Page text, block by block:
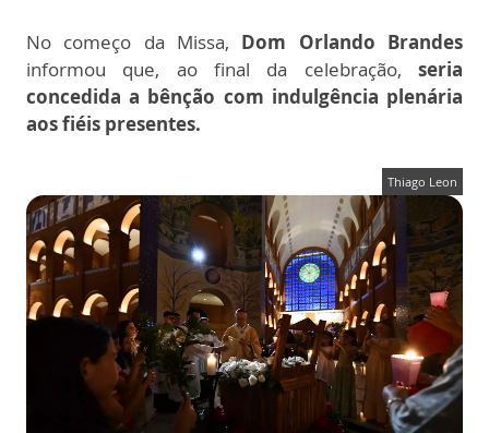
No começo da Missa, Dom Orlando Brandes
informou que, ao final da celebração, seria
concedida a bênção com indulgência plenária
aos fiéis presentes.
Thiago Leon